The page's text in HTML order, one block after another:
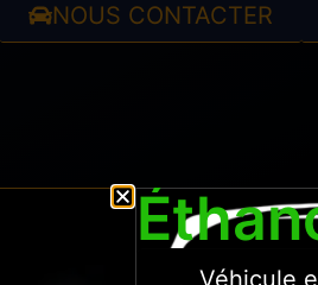
NOUS CONTACTER
Véhicule